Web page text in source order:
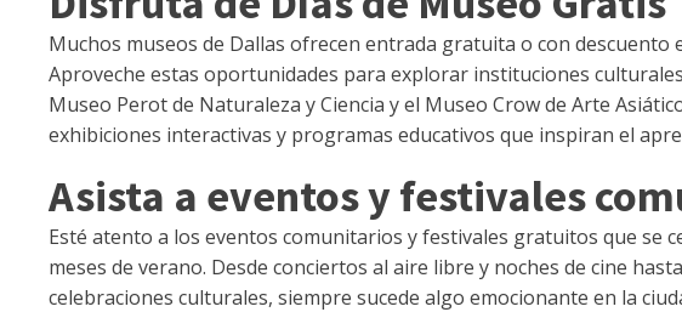
Muchos museos de Dallas ofrecen entrada gratuita o con descuento
Aproveche estas oportunidades para explorar instituciones
Museo Perot de Naturaleza y Ciencia y el Museo Crow de Arte
exhibiciones interactivas y programas educativos que inspiran el
Asista a eventos y festivales
Esté atento a los eventos comunitarios y festivales gratuitos que se
meses de verano. Desde conciertos al aire libre y noches de cine
celebraciones culturales, siempre sucede algo emocionante en la